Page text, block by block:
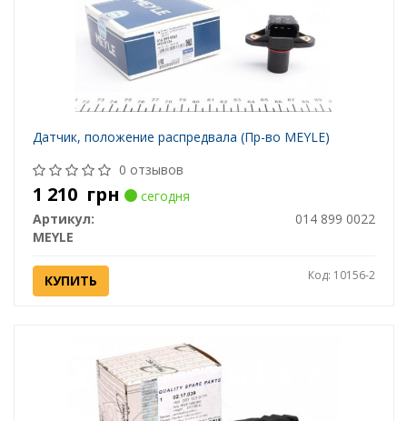
Датчик, положение распредвала (Пр-во MEYLE)
0 отзывов
1 210 грн
сегодня
Артикул:
014 899 0022
MEYLE
КУПИТЬ Код: 10156-2